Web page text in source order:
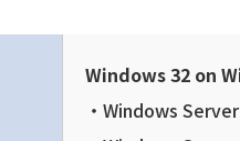
Windows 32 on
Windows